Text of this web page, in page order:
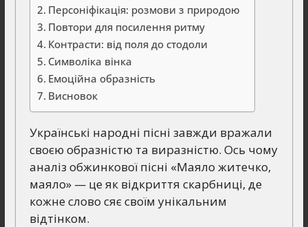
Персоніфікація: розмови з природою
Повтори для посилення ритму
Контрасти: від поля до стодоли
Символіка вінка
Емоційна образність
Висновок
Українські народні пісні завжди вражали
своєю образністю та виразністю. Ось чому
аналіз обжинкової пісні «Маяло житечко,
маяло» — це як відкриття скарбниці, де
кожне слово сяє своїм унікальним
відтінком.